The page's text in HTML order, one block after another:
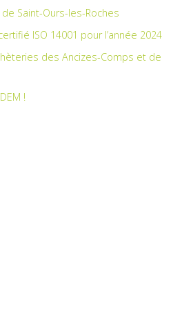
Saint-Ours-les-Roches
ISO 14001 pour l’année 2024
des Ancizes-Comps et de
!